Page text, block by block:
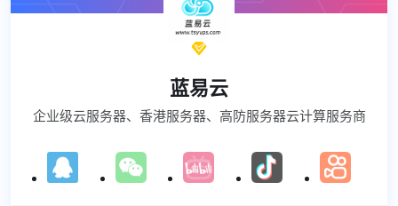

蓝易云
企业级云服务器、香港服务器、高防服务器云计算服务商